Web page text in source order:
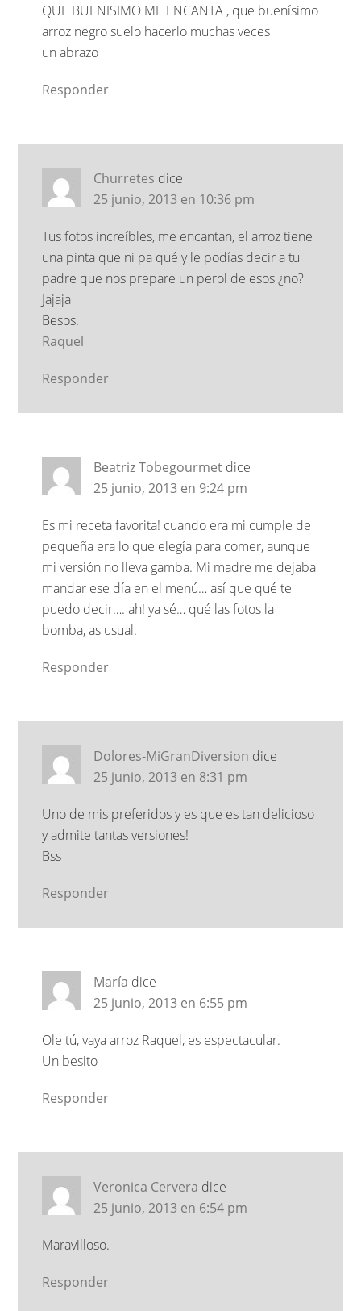
QUE BUENISIMO ME ENCANTA , que buenísimo
arroz negro suelo hacerlo muchas veces
un abrazo
Responder
Churretes dice
25 junio, 2013 en 10:36 pm
Tus fotos increíbles, me encantan, el arroz tiene
una pinta que ni pa qué y le podías decir a tu
padre que nos prepare un perol de esos ¿no?
Jajaja
Besos.
Raquel
Responder
Beatriz Tobegourmet dice
25 junio, 2013 en 9:24 pm
Es mi receta favorita! cuando era mi cumple de
pequeña era lo que elegía para comer, aunque
mi versión no lleva gamba. Mi madre me dejaba
mandar ese día en el menú… así que qué te
puedo decir…. ah! ya sé… qué las fotos la
bomba, as usual.
Responder
Dolores-MiGranDiversion dice
25 junio, 2013 en 8:31 pm
Uno de mis preferidos y es que es tan delicioso
y admite tantas versiones!
Bss
Responder
María dice
25 junio, 2013 en 6:55 pm
Ole tú, vaya arroz Raquel, es espectacular.
Un besito
Responder
Veronica Cervera dice
25 junio, 2013 en 6:54 pm
Maravilloso.
Responder